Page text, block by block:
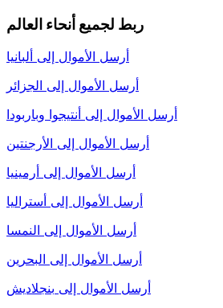
ربط لجميع أنحاء العالم
أرسل الأموال إلى ألبانيا
أرسل الأموال إلى الجزائر
أرسل الأموال إلى أنتيجوا وباربودا
أرسل الأموال إلى الأرجنتين
أرسل الأموال إلى أرمينيا
أرسل الأموال إلى أستراليا
أرسل الأموال إلى النمسا
أرسل الأموال إلى البحرين
أرسل الأموال إلى بنجلاديش